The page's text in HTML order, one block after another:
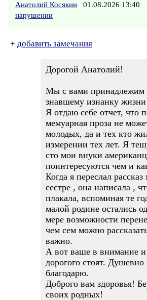
Анатолий Косякин 01.08.2026 13:40
нарушении
+ добавить замечания
Дорогой Анатолий!
Мы с вами принадлежим
знавшему изнанку
Я отдаю себе отчет, что
мемуарная проза не
молодых, да и тех кто
измерении тех лет. Я
сто мои внуки
поинтересуются чем и
Когда я переслал
сестре , она написала ,
плакала, вспоминая те
малой родине остались
мере возможности
чем сем можно
важно.
А вот ваше в внимание
дорогого стоят. Душевно
благодарю.
Доброго вам здоровья!
своих родных!